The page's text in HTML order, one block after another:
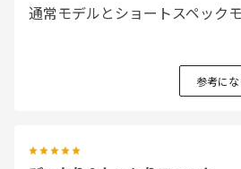
通常モデルとショートスペック
のか、何ラウンドかそれぞれ試
参考に